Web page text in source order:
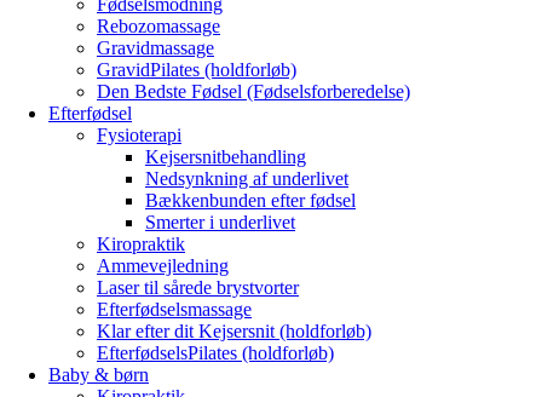
Fødselsmodning
Rebozomassage
Gravidmassage
GravidPilates (holdforløb)
Den Bedste Fødsel (Fødselsforberedelse)
Efterfødsel
Fysioterapi
Kejsersnitbehandling
Nedsynkning af underlivet
Bækkenbunden efter fødsel
Smerter i underlivet
Kiropraktik
Ammevejledning
Laser til sårede brystvorter
Efterfødselsmassage
Klar efter dit Kejsersnit (holdforløb)
EfterfødselsPilates (holdforløb)
Baby & børn